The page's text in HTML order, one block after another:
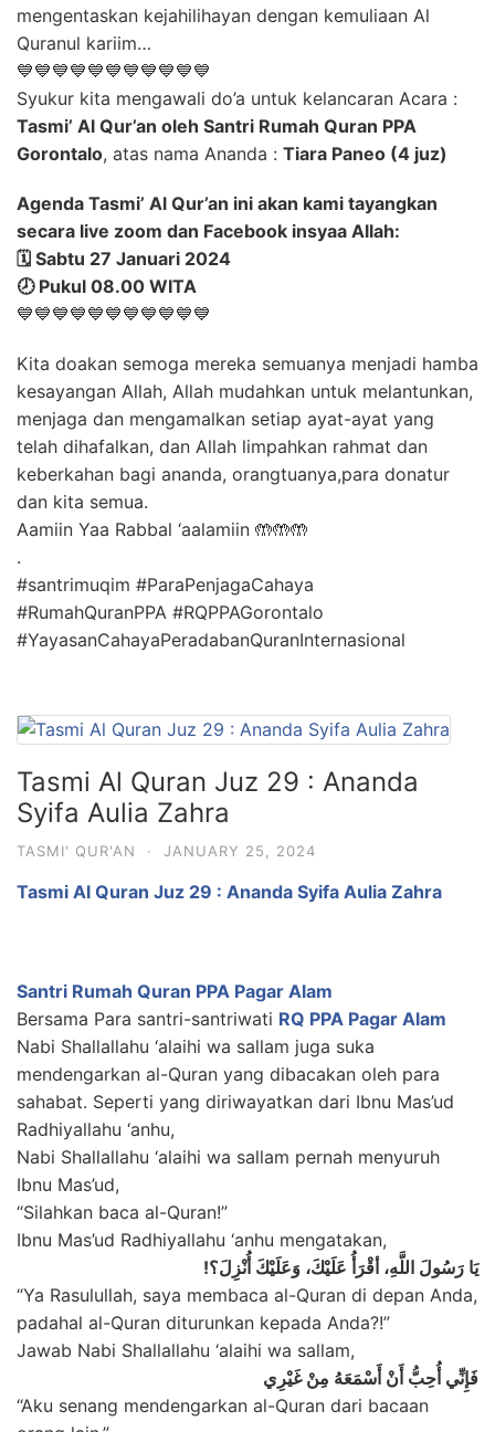
mengentaskan kejahilihayan dengan kemuliaan Al
Quranul kariim…
💙💙💙💙💙💙💙💙💙💙💙
Syukur kita mengawali do’a untuk kelancaran Acara :
Tasmi’ Al Qur’an oleh Santri Rumah Quran PPA
Gorontalo, atas nama Ananda : Tiara Paneo (4 juz)
Agenda Tasmi’ Al Qur’an ini akan kami tayangkan
secara live zoom dan Facebook insyaa Allah:
🗓️ Sabtu 27 Januari 2024
🕗 Pukul 08.00 WITA
💙💙💙💙💙💙💙💙💙💙💙
Kita doakan semoga mereka semuanya menjadi hamba
kesayangan Allah, Allah mudahkan untuk melantunkan,
menjaga dan mengamalkan setiap ayat-ayat yang
telah dihafalkan, dan Allah limpahkan rahmat dan
keberkahan bagi ananda, orangtuanya,para donatur
dan kita semua.
Aamiin Yaa Rabbal ‘aalamiin 🤲🤲🤲
.
#santrimuqim #ParaPenjagaCahaya
#RumahQuranPPA #RQPPAGorontalo
#YayasanCahayaPeradabanQuranInternasional
Tasmi Al Quran Juz 29 : Ananda
Syifa Aulia Zahra
TASMI' QUR'AN · JANUARY 25, 2024
Tasmi Al Quran Juz 29 : Ananda Syifa Aulia Zahra
Santri Rumah Quran PPA Pagar Alam
Bersama Para santri-santriwati RQ PPA Pagar Alam
Nabi Shallallahu ‘alaihi wa sallam juga suka
mendengarkan al-Quran yang dibacakan oleh para
sahabat. Seperti yang diriwayatkan dari Ibnu Mas’ud
Radhiyallahu ‘anhu,
Nabi Shallallahu ‘alaihi wa sallam pernah menyuruh
Ibnu Mas’ud,
“Silahkan baca al-Quran!”
Ibnu Mas’ud Radhiyallahu ‘anhu mengatakan,
يَا رَسُولَ اللَّهِ، أقْرَأُ عَلَيْكَ، وَعَلَيْكَ أُنْزِلَ؟!
“Ya Rasulullah, saya membaca al-Quran di depan Anda,
padahal al-Quran diturunkan kepada Anda?!”
Jawab Nabi Shallallahu ‘alaihi wa sallam,
فَإِنِّي أُحِبُّ أَنْ أَسْمَعَهُ مِنْ غَيْرِي
“Aku senang mendengarkan al-Quran dari bacaan